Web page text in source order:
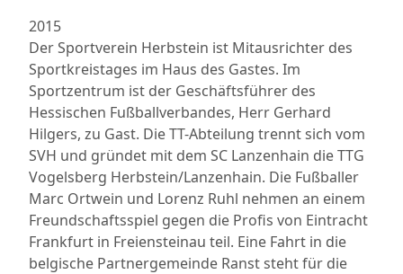
2015
Der Sportverein Herbstein ist Mitausrichter des
Sportkreistages im Haus des Gastes. Im
Sportzentrum ist der Geschäftsführer des
Hessischen Fußballverbandes, Herr Gerhard
Hilgers, zu Gast. Die TT-Abteilung trennt sich vom
SVH und gründet mit dem SC Lanzenhain die TTG
Vogelsberg Herbstein/Lanzenhain. Die Fußballer
Marc Ortwein und Lorenz Ruhl nehmen an einem
Freundschaftsspiel gegen die Profis von Eintracht
Frankfurt in Freiensteinau teil. Eine Fahrt in die
belgische Partnergemeinde Ranst steht für die